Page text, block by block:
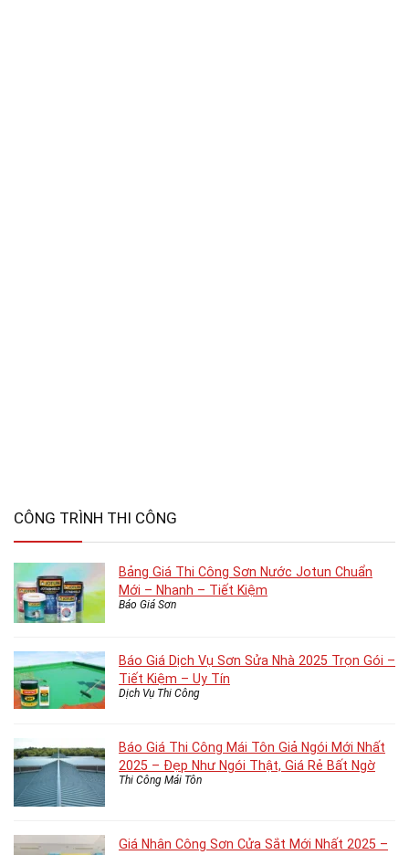
CÔNG TRÌNH THI CÔNG
Bảng Giá Thi Công Sơn Nước Jotun Chuẩn
Mới – Nhanh – Tiết Kiệm
Báo Giá Sơn
Báo Giá Dịch Vụ Sơn Sửa Nhà 2025 Trọn Gói –
Tiết Kiệm – Uy Tín
Dịch Vụ Thi Công
Báo Giá Thi Công Mái Tôn Giả Ngói Mới Nhất
2025 – Đẹp Như Ngói Thật, Giá Rẻ Bất Ngờ
Thi Công Mái Tôn
Giá Nhân Công Sơn Cửa Sắt Mới Nhất 2025 –